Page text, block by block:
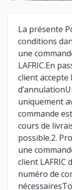
La présente
conditions
une
LAFRIC.En
client accepte
uniquement
commande
cours de
possible.2.
une
client
numéro de